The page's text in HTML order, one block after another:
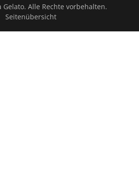
Gelato. Alle Rechte vorbehalten.
Seitenübersicht